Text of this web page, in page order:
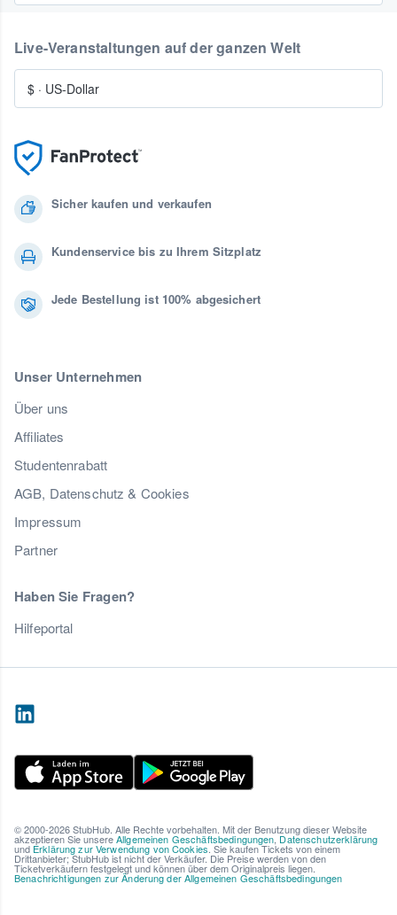
Sicher kaufen und verkaufen
Kundenservice bis zu Ihrem Sitzplatz
Jede Bestellung ist 100% abgesichert
Unser Unternehmen
Über uns
Affiliates
Studentenrabatt
AGB, Datenschutz & Cookies
Impressum
Partner
Haben Sie Fragen?
Hilfeportal
Live-Veranstaltungen auf der ganzen Welt
$ · US-Dollar
© 2000-2026 StubHub. Alle Rechte vorbehalten. Mit der Benutzung dieser Website
akzeptieren Sie unsereAllgemeinen Geschäftsbedingungen, Datenschutzerklärung
und Erklärung zur Verwendung von Cookies. Sie kaufen Tickets von einem
Drittanbieter; StubHub ist nicht der Verkäufer. Die Preise werden von den
Ticketverkäufern festgelegt und können über dem Originalpreis liegen.
Benachrichtigungen zur Änderung der Allgemeinen Geschäftsbedingungen